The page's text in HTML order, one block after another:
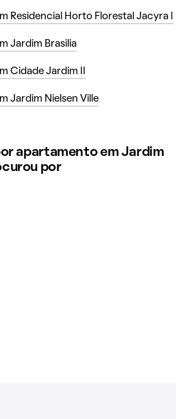
Residencial Horto Florestal Jacyra I
Jardim Brasilia
Cidade Jardim II
Jardim Nielsen Ville
apartamento em Jardim
por